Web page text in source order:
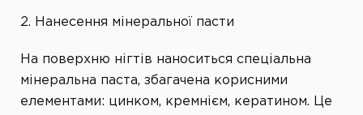
2. Нанесення мінеральної пасти
На поверхню нігтів наноситься спеціальна
мінеральна паста, збагачена корисними
елементами: цинком, кремнієм, кератином. Це